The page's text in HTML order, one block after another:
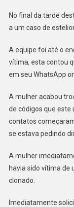
No final da tarde
a um caso de
A equipe foi até o
vítima, esta contou
em seu WhatsApp
A mulher acabou
de códigos que este
contatos
se estava pedindo
A mulher
havia sido vítima de
clonado.
Imediatamente